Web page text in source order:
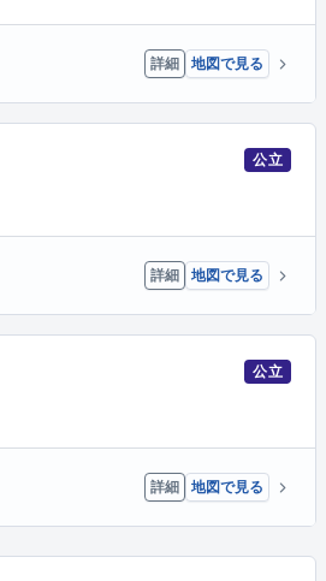
詳細 地図で見る
公立
詳細 地図で見る
公立
詳細 地図で見る